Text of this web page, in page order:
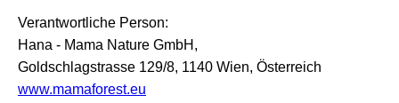
Verantwortliche Person:
Hana - Mama Nature GmbH,
Goldschlagstrasse 129/8, 1140 Wien, Österreich
www.mamaforest.eu